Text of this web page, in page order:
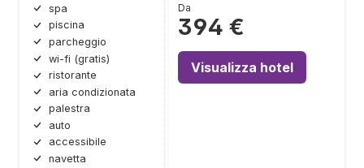
spa
piscina
parcheggio
wi-fi (gratis)
ristorante
aria condizionata
palestra
auto
accessibile
navetta
Da
394 €
Visualizza hotel